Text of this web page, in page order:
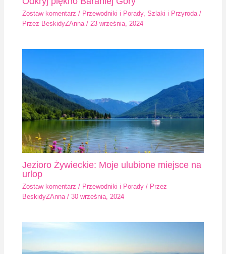
Zostaw komentarz / Przewodniki i Porady,Szlaki i Przyroda/
Przez BeskidyZAnna/23 września, 2024
Jezioro Żywieckie: Moje ulubione miejsce na
urlop
Zostaw komentarz / Przewodniki i Porady / Przez
BeskidyZAnna/30 września, 2024